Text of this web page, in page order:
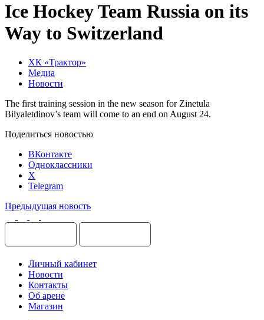
Ice Hockey Team Russia on its
Way to Switzerland
ХК «Трактор»
Медиа
Новости
The first training session in the new season for Zinetula
Bilyaletdinov’s team will come to an end on August 24.
Поделиться новостью
ВКонтакте
Одноклассники
X
Telegram
Предыдущая новость
Личный кабинет
Новости
Контакты
Об арене
Магазин